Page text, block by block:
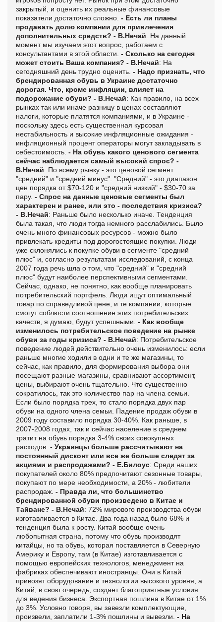
закрытый, и оценить их реальные финансовые
показатели достаточно сложно. - Есть ли планы
продавать долю компании для привлечения
дополнительных средств? - В.Нечай: На данный
момент мы изучаем этот вопрос, работаем с
консультантами в этой области. - Сколько на сегодня
может стоить Ваша компания? - В.Нечай: На
сегодняшний день трудно оценить. - Надо признать, что
брендированная обувь в Украине достаточно
дорогая. Что, кроме инфляции, влияет на
подорожание обуви? - В.Нечай: Как правило, на всех
рынках так или иначе разницу в ценах составляют
налоги, которые платятся компаниями, и в Украине -
поскольку здесь есть существенная курсовая
нестабильность и высокие инфляционные ожидания -
инфляционный процент операторы могут закладывать в
себестоимость. - На обувь какого ценового сегмента
сейчас наблюдается самый высокий спрос? -
В.Нечай: По всему рынку - это ценовой сегмент
"средний" и "средний минус". "Средний" - это диапазон
цен порядка от $70-120 и "средний низкий" - $30-70 за
пару. - Спрос на данные ценовые сегменты был
характерен и ранее, или это - последствия кризиса?
- В.Нечай: Раньше было несколько иначе. Тенденция
была такая, что люди тогда немного расслабились. Было
очень много финансовых ресурсов - можно было
привлекать кредиты под дорогостоящие покупки. Люди
уже склонялись к покупке обуви в сегменте "средний
плюс" и, согласно результатам исследований, с конца
2007 года речь шла о том, что "средний" и "средний
плюс" будут наиболее перспективными сегментами.
Сейчас, однако, не понятно, как вообще планировать
потребительский портфель. Люди ищут оптимальный
товар по справедливой цене, и те компании, которые
смогут соблюсти соотношение этих потребительских
качеств, я думаю, будут успешными. - Как вообще
изменилось потребительское поведение на рынке
обуви за годы кризиса? - В.Нечай: Потребительское
поведение людей действительно очень изменилось: если
раньше многие ходили в одни и те же магазины, то
сейчас, как правило, для формирования выбора они
посещают разные магазины, сравнивают ассортимент,
цены, выбирают очень тщательно. Что существенно
сократилось, так это количество пар на члена семьи.
Если было порядка трех, то стало порядка двух пар
обуви на одного члена семьи. Падение продаж обуви в
2009 году составило порядка 30-40%. Как раньше, в
2007-2008 годах, так и сейчас население в среднем
тратит на обувь порядка 3-4% своих совокупных
расходов. - Украинцы больше рассчитывают на
постоянный дисконт или все же больше следят за
акциями и распродажами? - Е.Билоус: Среди наших
покупателей около 80% предпочитают сезонные товары,
покупают по мере необходимости, а 20% - любители
распродаж. - Правда ли, что большинство
брендированной обуви произведено в Китае и
Тайване? - В.Нечай: 72% мирового производства обуви
изготавливается в Китае. Два года назад было 68% и
тенденция была к росту. Китай вообще очень
любопытная страна, потому что обувь производят
китайцы, но та обувь, которая поставляется в Северную
Америку и Европу, там (в Китае) изготавливается с
помощью европейских технологов, менеджмент на
фабриках обеспечивают иностранцы. Они в Китай
привозят оборудование и технологии высокого уровня, а
Китай, в свою очередь, создает благоприятные условия
для ведения бизнеса. Экспортная пошлина в Китае от 1%
до 3%. Условно говоря, вы завезли комплектующие,
произвели, заплатили 1-3% пошлины и вывезли. - На